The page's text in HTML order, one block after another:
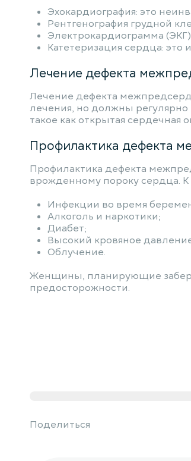
Эхокардиография: это
Рентгенография грудной
Электрокардиограмма
Катетеризация сердца:
Лечение дефекта
Лечение дефекта
лечения, но должны регулярно
такое как открытая
Профилактика дефекта
Профилактика дефекта
врожденному пороку сердца. К
Инфекции во время
Алкоголь и наркотики;
Диабет;
Высокий кровяное
Облучение.
Женщины, планирующие
предосторожности.
Поделиться